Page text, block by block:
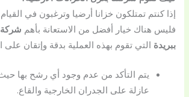
إذا كنتم تمتلكون خزانا أرضيا وترغبون في
فليس هناك خيار أفضل من الاستعانة بأهم
ببريدة التي تقوم بهذه العملية بدقة وإتقان على
يتم التأكد من عدم وجود أي رشح بها
عازلة على الجدران الخارجية والقاع.